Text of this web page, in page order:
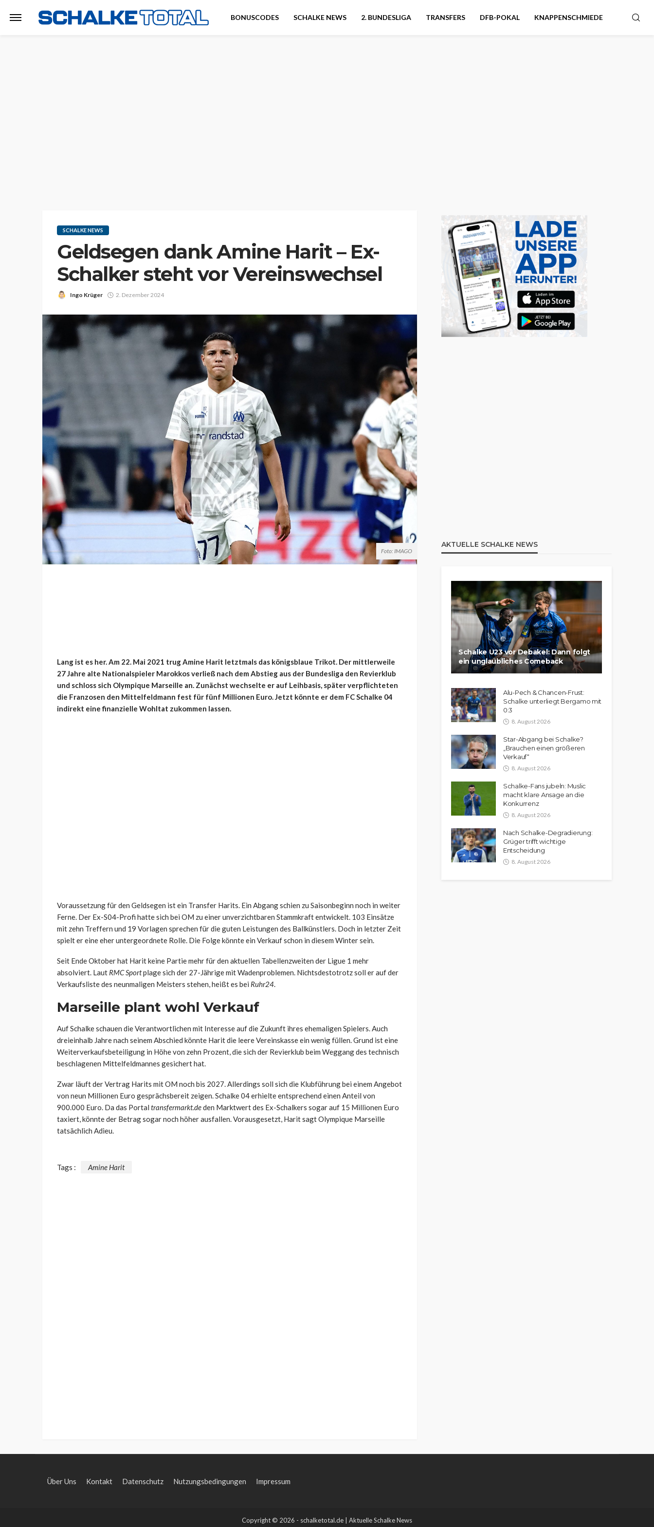
BONUSCODES SCHALKE NEWS 2. BUNDESLIGA TRANSFERS DFB-POKAL KNAPPENSCHMIEDE
SCHALKE NEWS
Geldsegen dank Amine Harit – Ex-
Schalker steht vor Vereinswechsel
Ingo Krüger 2. Dezember 2024
Foto: IMAGO
Lang ist es her. Am 22. Mai 2021 trug Amine Harit letztmals das königsblaue Trikot. Der mittlerweile
27 Jahre alte Nationalspieler Marokkos verließ nach dem Abstieg aus der Bundesliga den Revierklub
und schloss sich Olympique Marseille an. Zunächst wechselte er auf Leihbasis, später verpflichteten
die Franzosen den Mittelfeldmann fest für fünf Millionen Euro. Jetzt könnte er dem FC Schalke 04
indirekt eine finanzielle Wohltat zukommen lassen.
Voraussetzung für den Geldsegen ist ein Transfer Harits. Ein Abgang schien zu Saisonbeginn noch in weiter
Ferne. Der Ex-S04-Profi hatte sich bei OM zu einer unverzichtbaren Stammkraft entwickelt. 103 Einsätze
mit zehn Treffern und 19 Vorlagen sprechen für die guten Leistungen des Ballkünstlers. Doch in letzter Zeit
spielt er eine eher untergeordnete Rolle. Die Folge könnte ein Verkauf schon in diesem Winter sein.
Seit Ende Oktober hat Harit keine Partie mehr für den aktuellen Tabellenzweiten der Ligue 1 mehr
absolviert. Laut RMC Sportplage sich der 27-Jährige mit Wadenproblemen. Nichtsdestotrotz soll er auf der
Verkaufsliste des neunmaligen Meisters stehen, heißt es bei Ruhr24.
Marseille plant wohl Verkauf
Auf Schalke schauen die Verantwortlichen mit Interesse auf die Zukunft ihres ehemaligen Spielers. Auch
dreieinhalb Jahre nach seinem Abschied könnte Harit die leere Vereinskasse ein wenig füllen. Grund ist eine
Weiterverkaufsbeteiligung in Höhe von zehn Prozent, die sich der Revierklub beim Weggang des technisch
beschlagenen Mittelfeldmannes gesichert hat.
Zwar läuft der Vertrag Harits mit OM noch bis 2027. Allerdings soll sich die Klubführung bei einem Angebot
von neun Millionen Euro gesprächsbereit zeigen. Schalke 04 erhielte entsprechend einen Anteil von
900.000 Euro. Da das Portal transfermarkt.deden Marktwert des Ex-Schalkers sogar auf 15 Millionen Euro
taxiert, könnte der Betrag sogar noch höher ausfallen. Vorausgesetzt, Harit sagt Olympique Marseille
tatsächlich Adieu.
Tags : Amine Harit
AKTUELLE SCHALKE NEWS
Schalke U23 vor Debakel: Dann folgt
ein unglaubliches Comeback
Alu-Pech & Chancen-Frust:
Schalke unterliegt Bergamo mit
0:3
8. August 2026
Star-Abgang bei Schalke?
„Brauchen einen größeren
Verkauf“
8. August 2026
Schalke-Fans jubeln: Muslic
macht klare Ansage an die
Konkurrenz
8. August 2026
Nach Schalke-Degradierung:
Grüger trifft wichtige
Entscheidung
8. August 2026
Über Uns Kontakt Datenschutz Nutzungsbedingungen Impressum
Copyright © 2026 - schalketotal.de | Aktuelle Schalke News